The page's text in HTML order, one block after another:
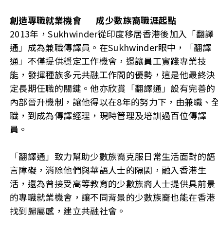
創造專職就業機會
成少數族裔職涯起點
2013年，Sukhwinder從印度移居香港後加入「翻譯
通」成為兼職傳譯員。在Sukhwinder眼中，「翻譯
通」不僅提供穩定工作機會，還讓員工實踐專業技
能，發揮種族多元共融工作間的優勢，這是他最終決
定長期任職的關鍵。他亦欣賞「翻譯通」設有完善的
內部晉升機制，讓他得以在8年的努力下，由兼職、
職，到成為傳譯經理，現時管理及培訓過百位傳譯
員。
「翻譯通」致力幫助少數族裔克服日常生活面對的語
言障礙，消除他們與華語人士的隔閡，融入香港生
活，還為曾接受高等教育的少數族裔人士提供具前景
的專職就業機會，讓不同背景的少數族裔也能在香港
找到歸屬感，建立共融社會。